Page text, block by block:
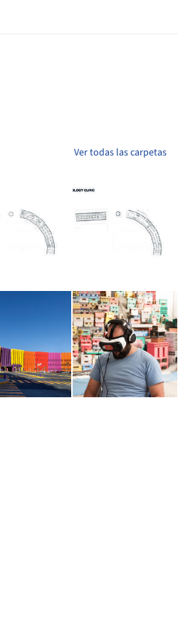
Ver todas las carpetas